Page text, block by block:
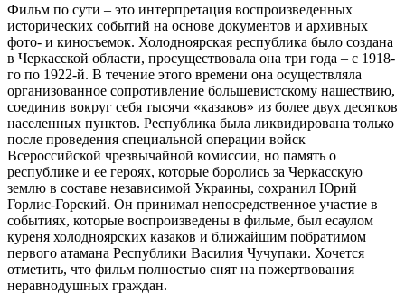
Фильм по сути – это интерпретация воспроизведенных
исторических событий на основе документов и архивных
фото- и киносъемок. Холодноярская республика было создана
в Черкасской области, просуществовала она три года – с 1918-
го по 1922-й. В течение этого времени она осуществляла
организованное сопротивление большевистскому нашествию,
соединив вокруг себя тысячи «казаков» из более двух десятков
населенных пунктов. Республика была ликвидирована только
после проведения специальной операции войск
Всероссийской чрезвычайной комиссии, но память о
республике и ее героях, которые боролись за Черкасскую
землю в составе независимой Украины, сохранил Юрий
Горлис-Горский. Он принимал непосредственное участие в
событиях, которые воспроизведены в фильме, был есаулом
куреня холодноярских казаков и ближайшим побратимом
первого атамана Республики Василия Чучупаки. Хочется
отметить, что фильм полностью снят на пожертвования
неравнодушных граждан.